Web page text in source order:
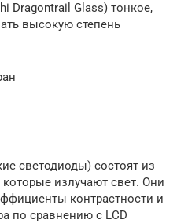
Dragontrail Glass) тонкое,
высокую степень
светодиоды) состоят из
излучают свет. Они
контрастности и
по сравнению с LCD